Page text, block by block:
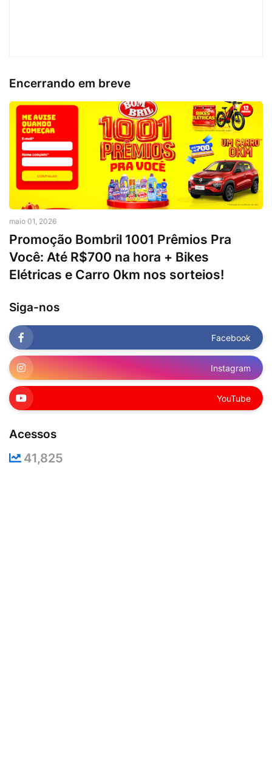
Encerrando em breve
maio 01, 2026
Promoção Bombril 1001 Prêmios Pra
Você: Até R$700 na hora + Bikes
Elétricas e Carro 0km nos sorteios!
Siga-nos
Facebook
Instagram
YouTube
Acessos
41,825